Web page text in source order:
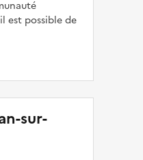
est possible de
sur-